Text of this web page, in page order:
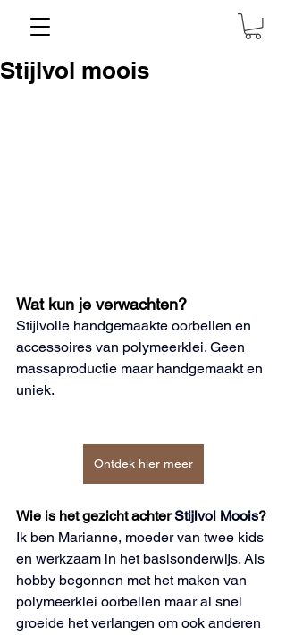
Stijlvol moois
Wat kun je verwachten?
Stijlvolle handgemaakte oorbellen en
accessoires van polymeerklei. Geen
massaproductie maar handgemaakt en
uniek.
Ontdek hier meer
Wie is het gezicht achter Stijlvol Moois?
Ik ben Marianne, moeder van twee kids
en werkzaam in het basisonderwijs. Als
hobby begonnen met het maken van
polymeerklei oorbellen maar al snel
groeide het verlangen om ook anderen